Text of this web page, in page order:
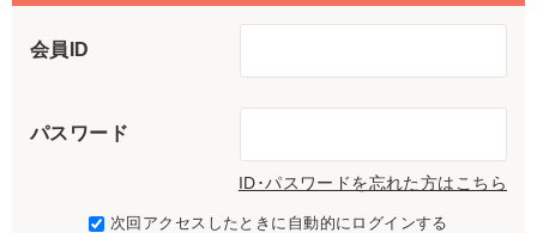
会員ID
パスワード
ID･パスワードを忘れた方はこちら
次回アクセスしたときに自動的にログインする